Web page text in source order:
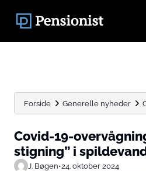
Forside Generelle nyheder
Covid-19-
stigning” i
J. Bøgen•24. oktober 2024